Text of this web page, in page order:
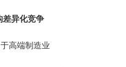
差异化竞争
高端制造业